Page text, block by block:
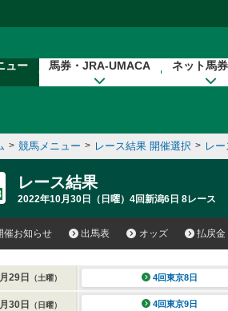
ュー 馬券・JRA-UMACA ネット馬
> 競馬メニュー > レース結果 開催選択 > レ
レース結果
2022年10月30日（日曜）4回新潟6日 8レース
催お知らせ 出馬表 オッズ 払戻金
29日 （土曜） 4回東京8日
30日 （日曜） 4回東京9日